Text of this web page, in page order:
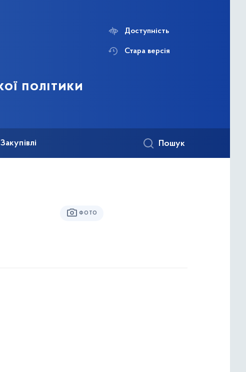
політики
Доступність
Стара версія
Закупівлі Пошук
ФОТО